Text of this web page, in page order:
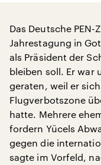
Das Deutsche
Jahrestagung in
als Präsident der
bleiben soll. Er war
geraten, weil er
Flugverbotszone
hatte. Mehrere
fordern Yücels
gegen die
sagte im Vorfeld,